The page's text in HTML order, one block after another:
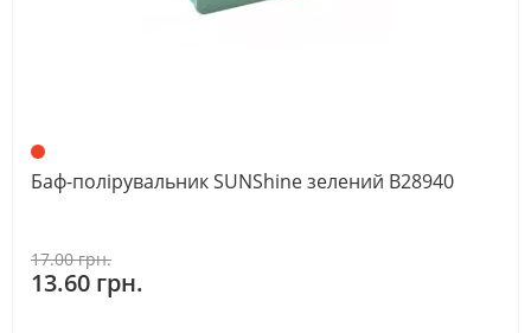
Баф-полірувальник SUNShine зелений В28940
17.00 грн.
13.60 грн.